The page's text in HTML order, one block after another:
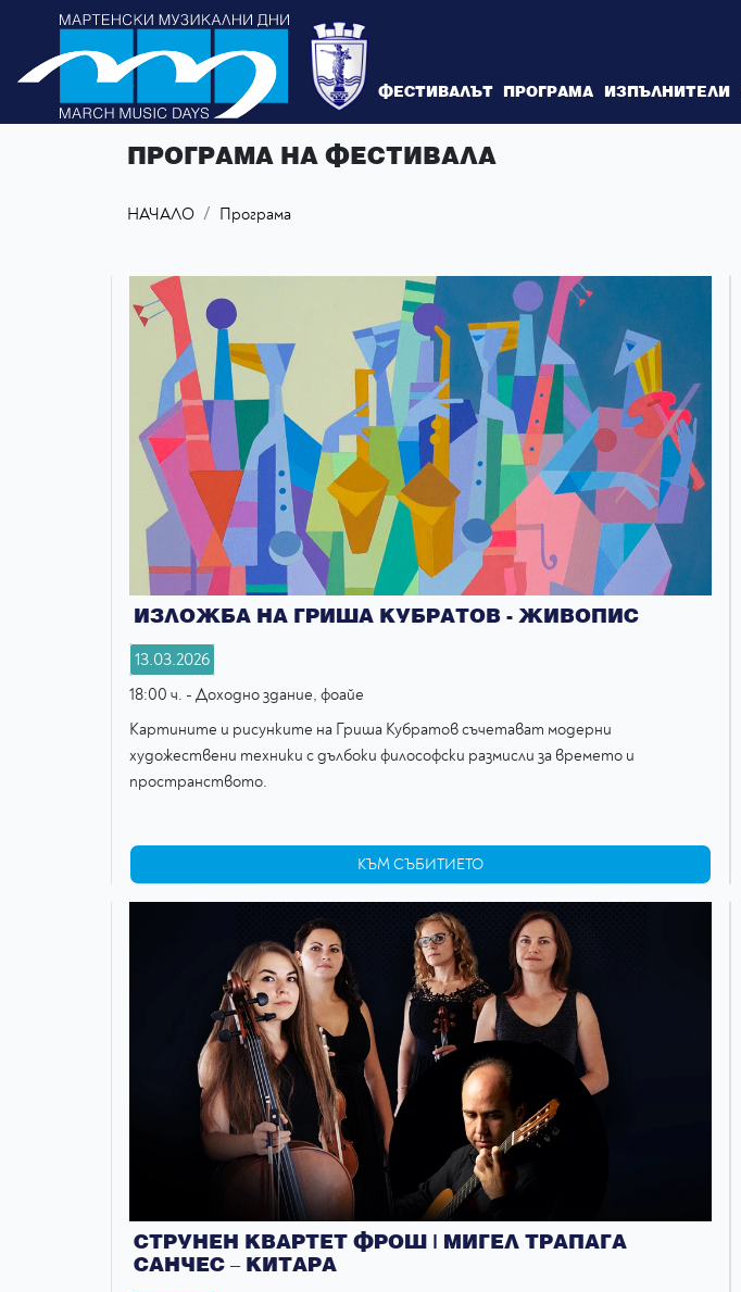
ФЕСТИВАЛЪТ ПРОГРАМА ИЗПЪЛНИТЕЛИ
ПРОГРАМА НА ФЕСТИВАЛА
НАЧАЛО Програма
ИЗЛОЖБА НА ГРИША КУБРАТОВ - ЖИВОПИС
13.03.2026
18:00 ч. - Доходно здание, фоайе
Картините и рисунките на Гриша Кубратов съчетават модерни
художествени техники с дълбоки философски размисли за времето и
пространството.
КЪМ СЪБИТИЕТО
СТРУНЕН КВАРТЕТ ФРОШ | МИГЕЛ ТРАПАГА
САНЧЕС – КИТАРА